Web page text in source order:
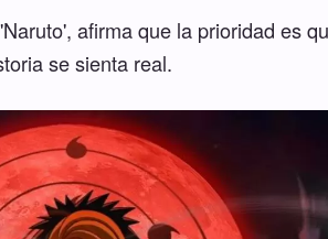
afirma que la prioridad es
se sienta real.